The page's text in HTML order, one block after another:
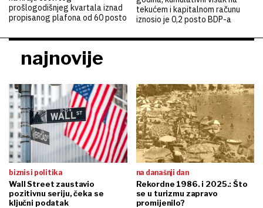
prošlogodišnjeg kvartala iznad
propisanog plafona od 60 posto
tekućem i kapitalnom računu
iznosio je 0,2 posto BDP-a
najnovije
biznis i politika
Wall Street zaustavio
pozitivnu seriju, čeka se
ključni podatak
na današnji dan
Rekordne 1986. i 2025.: Što
se u turizmu zapravo
promijenilo?